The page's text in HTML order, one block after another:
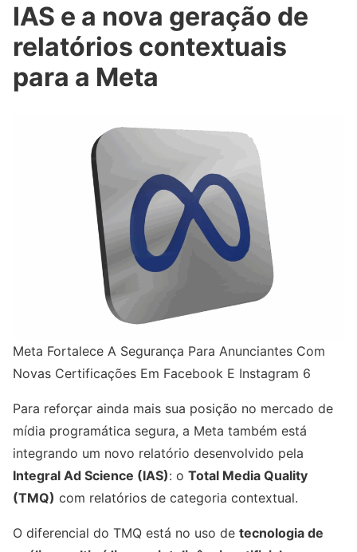
IAS e a nova geração de
relatórios contextuais
para a Meta
Meta Fortalece A Segurança Para Anunciantes Com
Novas Certificações Em Facebook E Instagram 6
Para reforçar ainda mais sua posição no mercado de
mídia programática segura, a Meta também está
integrando um novo relatório desenvolvido pela
Integral Ad Science (IAS): o Total Media Quality
(TMQ) com relatórios de categoria contextual.
O diferencial do TMQ está no uso de tecnologia de